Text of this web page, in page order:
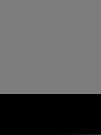
Hírek